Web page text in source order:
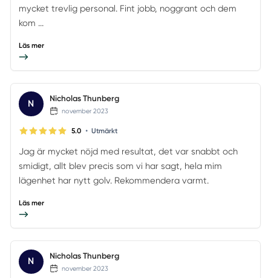
mycket trevlig personal. Fint jobb, noggrant och dem
kom ...
Läs mer
N Nicholas Thunberg
november 2023
5.0 • Utmärkt
Jag är mycket nöjd med resultat, det var snabbt och
smidigt, allt blev precis som vi har sagt, hela mim
lägenhet har nytt golv. Rekommendera varmt.
Läs mer
N Nicholas Thunberg
november 2023